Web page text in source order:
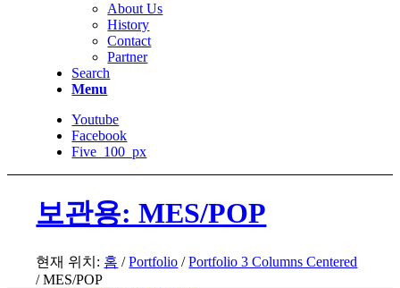
About Us
History
Contact
Partner
Search
Menu
Youtube
Facebook
Five_100_px
보관용: MES/POP
현재 위치: 홈 / Portfolio / Portfolio 3 Columns Centered
/ MES/POP